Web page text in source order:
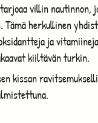
tarjoaa villin
herkullinen
ja
kiiltävän turkin.
kissan